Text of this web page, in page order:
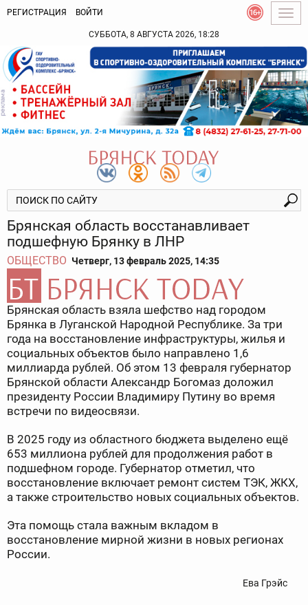
РЕГИСТРАЦИЯ ВОЙТИ
СУББОТА, 8 АВГУСТА 2026, 18:28
Брянская область восстанавливает
подшефную Брянку в ЛНР
ОБЩЕСТВО Четверг, 13 февраль 2025, 14:35
Брянская область взяла шефство над городом
Брянка в Луганской Народной Республике. За три
года на восстановление инфраструктуры, жилья и
социальных объектов было направлено 1,6
миллиарда рублей. Об этом 13 февраля губернатор
Брянской области Александр Богомаз доложил
президенту России Владимиру Путину во время
встречи по видеосвязи.
В 2025 году из областного бюджета выделено ещё
653 миллиона рублей для продолжения работ в
подшефном городе. Губернатор отметил, что
восстановление включает ремонт систем ТЭК, ЖКХ,
а также строительство новых социальных объектов.
Эта помощь стала важным вкладом в
восстановление мирной жизни в новых регионах
России.
Ева Грэйс